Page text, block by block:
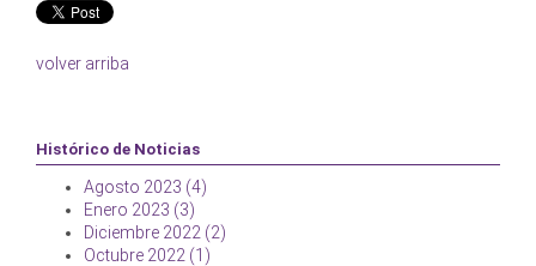
volver arriba
Histórico de Noticias
Agosto 2023 (4)
Enero 2023 (3)
Diciembre 2022 (2)
Octubre 2022 (1)